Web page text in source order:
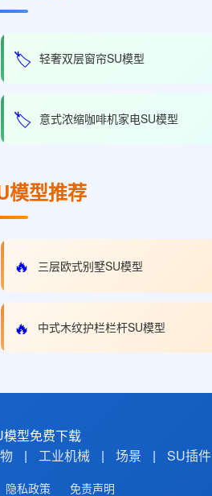
🏷️ 轻奢双层窗帘SU模型
🏷️ 意式浓缩咖啡机家电SU模型
模型推荐
🔥 三层欧式别墅SU模型
🔥 中式木纹护栏栏杆SU模型
型免费下载
| 工业机械 | 场景 | SU插件
隐私政策 免责声明